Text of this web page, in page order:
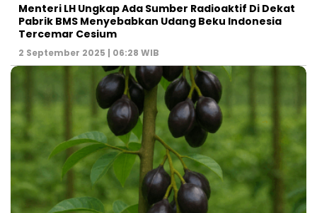
Menteri LH Ungkap Ada Sumber Radioaktif Di Dekat
Pabrik BMS Menyebabkan Udang Beku Indonesia
Tercemar Cesium
2 September 2025 | 06:28 WIB